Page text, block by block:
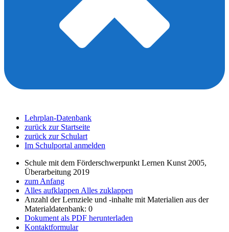
Lehrplan-Datenbank
zurück zur Startseite
zurück zur Schulart
Im Schulportal anmelden
Schule mit dem Förderschwerpunkt Lernen Kunst 2005,
Überarbeitung 2019
zum Anfang
Alles aufklappen Alles zuklappen
Anzahl der Lernziele und -inhalte mit Materialien aus der
Materialdatenbank: 0
Dokument als PDF herunterladen
Kontaktformular